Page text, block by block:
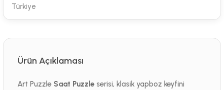
Türkiye
Ürün Açıklaması
Art Puzzle Saat Puzzle serisi, klasik yapboz keyfini